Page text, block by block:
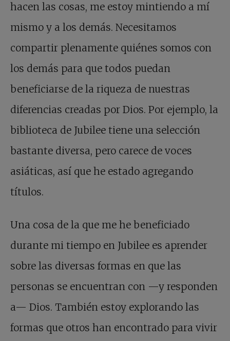
hacen las cosas, me estoy mintiendo a mí
mismo y a los demás. Necesitamos
compartir plenamente quiénes somos con
los demás para que todos puedan
beneficiarse de la riqueza de nuestras
diferencias creadas por Dios. Por ejemplo, la
biblioteca de Jubilee tiene una selección
bastante diversa, pero carece de voces
asiáticas, así que he estado agregando
títulos.
Una cosa de la que me he beneficiado
durante mi tiempo en Jubilee es aprender
sobre las diversas formas en que las
personas se encuentran con —y responden
a— Dios. También estoy explorando las
formas que otros han encontrado para vivir